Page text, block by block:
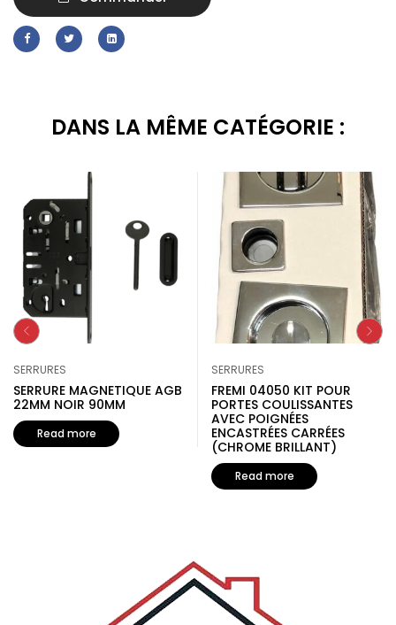
DANS LA MÊME CATÉGORIE :
SERRURES
SERRURE MAGNETIQUE AGB
22MM NOIR 90MM
Read more
SERRURES
FREMI 04050 KIT POUR
PORTES COULISSANTES
AVEC POIGNÉES
ENCASTRÉES CARRÉES
(CHROME BRILLANT)
Read more